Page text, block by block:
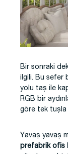
Bir sonraki
ilgili. Bu sefer
yolu taş ile
RGB bir
göre tek tuşla
Yavaş yavaş
prefabrik ofis